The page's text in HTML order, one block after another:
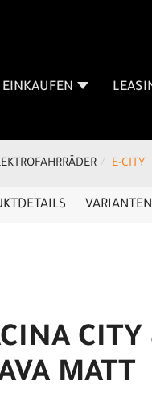
EINKAUFEN
E-CITY
VARIANTEN
CITY
MATT